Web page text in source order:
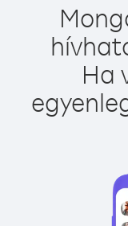
Ha